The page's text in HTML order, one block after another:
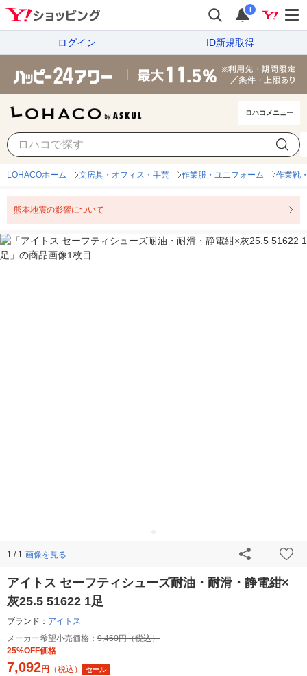
i
ログイン ID新規取得
ロハコメニュー
LOHACOホーム 文房具・オフィス・手芸 作業服・ユニフォーム 作業靴
熊本地震の影響について
1 / 1 画像を見る
アイトス セーフティシューズ耐油・耐滑・静電紺×
灰25.5 51622 1足
ブランド： アイトス
メーカー希望小売価格： 9,460円（税込）
25%OFF価格
7,092円 （税込） セール